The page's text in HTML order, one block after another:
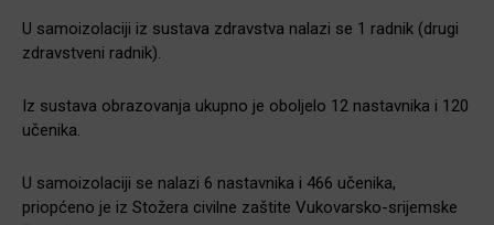
U samoizolaciji iz sustava zdravstva nalazi se 1 radnik (drugi
zdravstveni radnik).
Iz sustava obrazovanja ukupno je oboljelo 12 nastavnika i 120
učenika.
U samoizolaciji se nalazi 6 nastavnika i 466 učenika,
priopćeno je iz Stožera civilne zaštite Vukovarsko-srijemske